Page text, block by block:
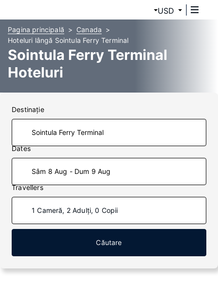
USD
Pagina principală
Canada
Hoteluri lângă Sointula Ferry Terminal
Sointula Ferry Terminal
Hoteluri
Destinaţie
Dates
Sâm 8 Aug - Dum 9 Aug
Travellers
1 Cameră, 2 Adulți, 0 Copii
Căutare